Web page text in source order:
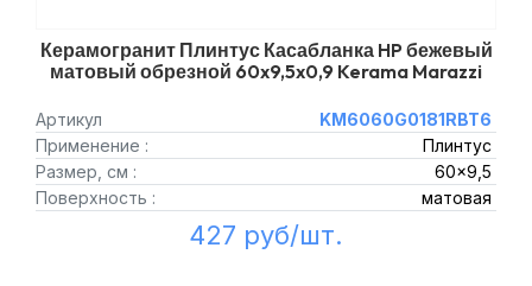
Керамогранит Плинтус Касабланка HP бежевый
матовый обрезной 60x9,5x0,9 Kerama Marazzi
Артикул
KM6060G0181RBT6
Применение :
Плинтус
Размер, см :
60x9,5
Поверхность :
матовая
427 руб/шт.